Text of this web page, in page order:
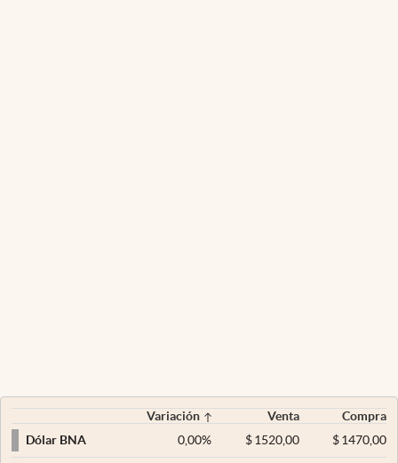
Variación Venta
Compra
Dólar BNA
0,00% $ 1520,00 $1470,00